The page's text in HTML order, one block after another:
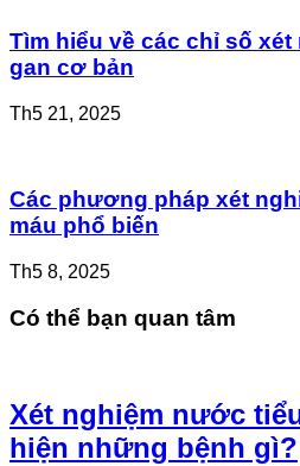
Tìm hiểu về các chỉ số
gan cơ bản
Th5 21, 2025
Các phương pháp xét
máu phổ biến
Th5 8, 2025
Có thể bạn quan tâm
Xét nghiệm nước
hiện những bệnh gì?